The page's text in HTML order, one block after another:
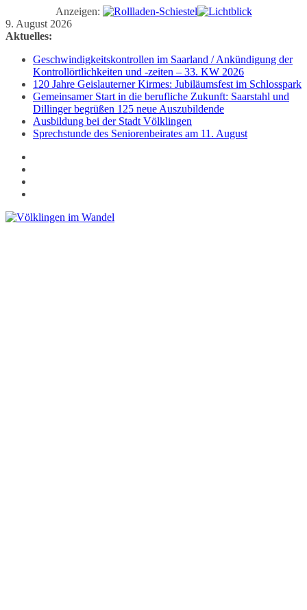
Anzeigen:
Zum
Inhalt
9. August 2026
Aktuelles:
Geschwindigkeitskontrollen im Saarland / Ankündigung der
Kontrollörtlichkeiten und -zeiten – 33. KW 2026
120 Jahre Geislauterner Kirmes: Jubiläumsfest im Schlosspark
Gemeinsamer Start in die berufliche Zukunft: Saarstahl und
Dillinger begrüßen 125 neue Auszubildende
Ausbildung bei der Stadt Völklingen
Sprechstunde des Seniorenbeirates am 11. August